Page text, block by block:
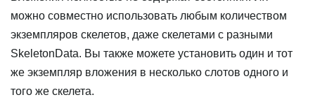
можно совместно использовать любым количеством
экземпляров скелетов, даже скелетами с разными
SkeletonData. Вы также можете установить один и тот
же экземпляр вложения в несколько слотов одного и
того же скелета.